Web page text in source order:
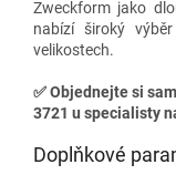
Zweckform jako
nabízí široký
velikostech.
✅Objednejte si
3721 u specialisty
Doplňkové